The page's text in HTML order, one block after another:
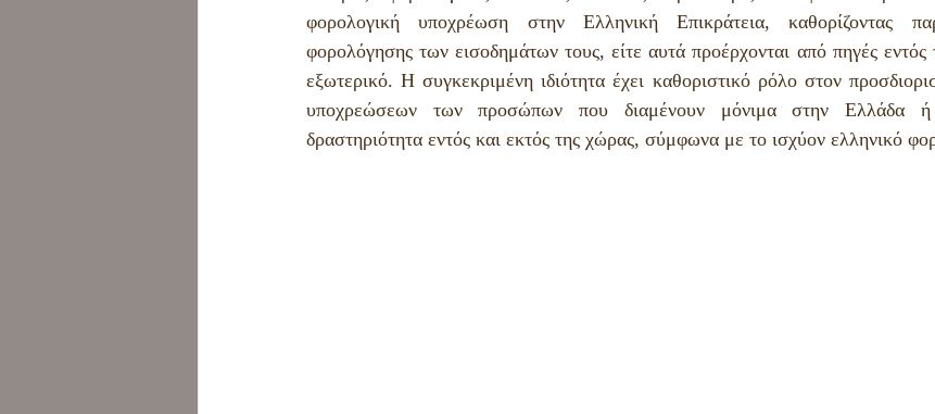
Εμπορικό δίκαιο Χρήσιμες πληροφορίες
φορολογική υποχρέωση στην Ελληνική Επικράτεια, καθορίζοντας
φορολόγησης των εισοδημάτων τους, είτε αυτά προέρχονται από πηγές εντός
εξωτερικό. Η συγκεκριμένη ιδιότητα έχει καθοριστικό ρόλο στον
υποχρεώσεων των προσώπων που διαμένουν μόνιμα στην Ελλάδα ή
δραστηριότητα εντός και εκτός της χώρας, σύμφωνα με το ισχύον ελληνικό